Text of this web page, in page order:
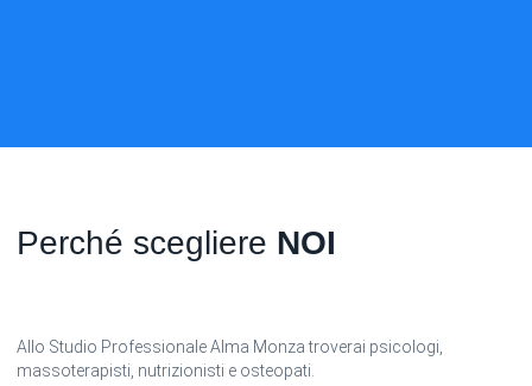
Perché scegliere NOI
Allo Studio Professionale Alma Monza troverai psicologi,
massoterapisti, nutrizionisti e osteopati.